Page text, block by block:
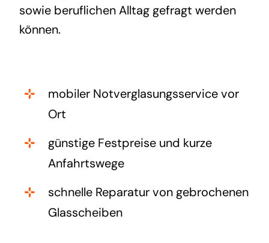
sowie beruflichen Alltag gefragt werden
können.
mobiler Notverglasungsservice vor
Ort
günstige Festpreise und kurze
Anfahrtswege
schnelle Reparatur von gebrochenen
Glasscheiben